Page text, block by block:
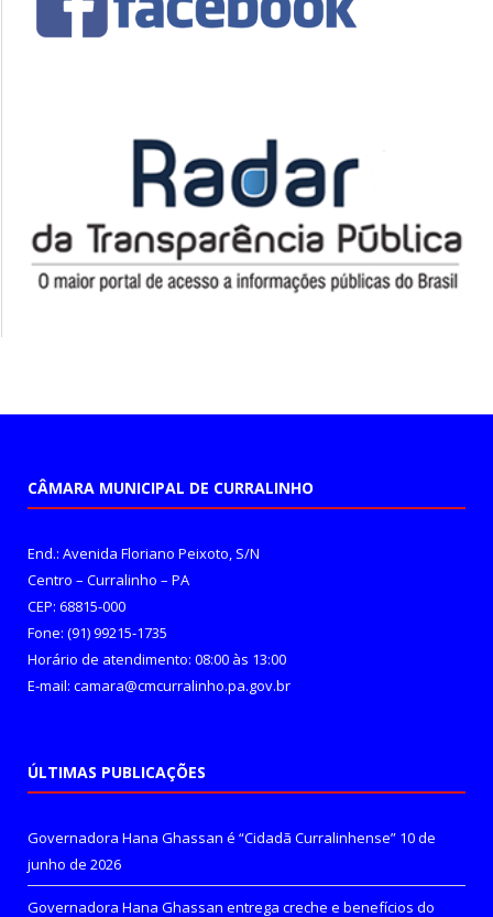
CÂMARA MUNICIPAL DE CURRALINHO
End.: Avenida Floriano Peixoto, S/N
Centro – Curralinho – PA
CEP: 68815-000
Fone: (91) 99215-1735
Horário de atendimento: 08:00 às 13:00
E-mail: camara@cmcurralinho.pa.gov.br
ÚLTIMAS PUBLICAÇÕES
Governadora Hana Ghassan é “Cidadã Curralinhense” 10 de
junho de 2026
Governadora Hana Ghassan entrega creche e benefícios do